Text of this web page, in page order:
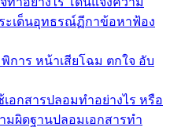
ะเด็นอุทธรณ์ฏีกาข้อหาฟ้อง
การ หน้าเสียโฉม ตกใจ อับ
อกสารปลอมทำอย่างไร หรือ
มผิดฐานปลอมเอกสารทำ